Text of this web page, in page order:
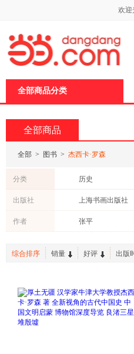
欢迎
全部商品分类
全部商品
全部 > 图书 > 杰西卡·罗森
分类 历史
哲学/宗教
出版社 上海书画出版社
作者 张平
综合排序 销量 好评 出版
页
加